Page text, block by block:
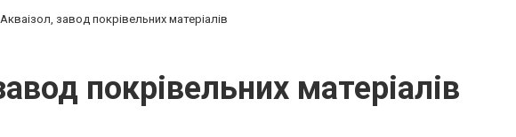
Акваізол, завод покрівельних матеріалів
покрівельних матеріалів